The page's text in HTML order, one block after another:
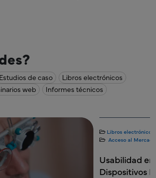
Estudios de caso
Libros electrónicos
web Informes técnicos
Libros electrónicos
Acceso al Mercado
Usabilidad
Dispositivos